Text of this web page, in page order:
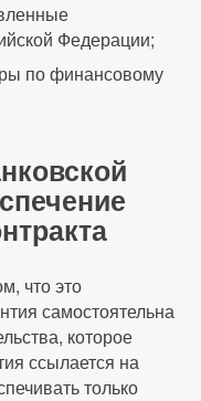
Федерации;
по финансовому
что это
самостоятельна
которое
ссылается на
только